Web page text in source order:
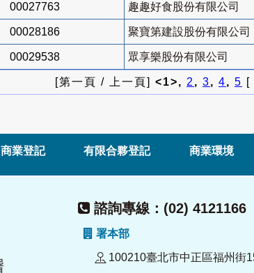
00027763 趣趣好食股份有限公司
00028186 聚寶第建設股份有限公司
00029538 眾享樂股份有限公司
[第一頁 / 上一頁] <1>, 2, 3, 4, 5 [
商業登記 有限合夥登記 商業環境
諮詢專線：(02) 4121166
署本部
100210臺北市中正區福州街